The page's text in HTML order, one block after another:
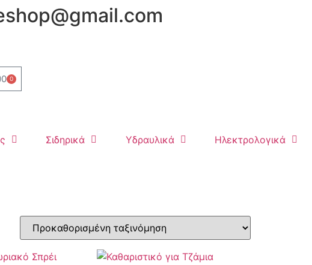
0
Σιδηρικά Υδραυλικά
Ηλεκτρολογικά